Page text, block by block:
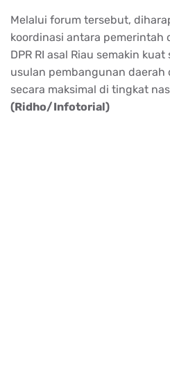
Melalui forum tersebut,
koordinasi antara pemerintah
DPR RI asal Riau semakin
usulan pembangunan
secara maksimal di tingkat
(Ridho/Infotorial)